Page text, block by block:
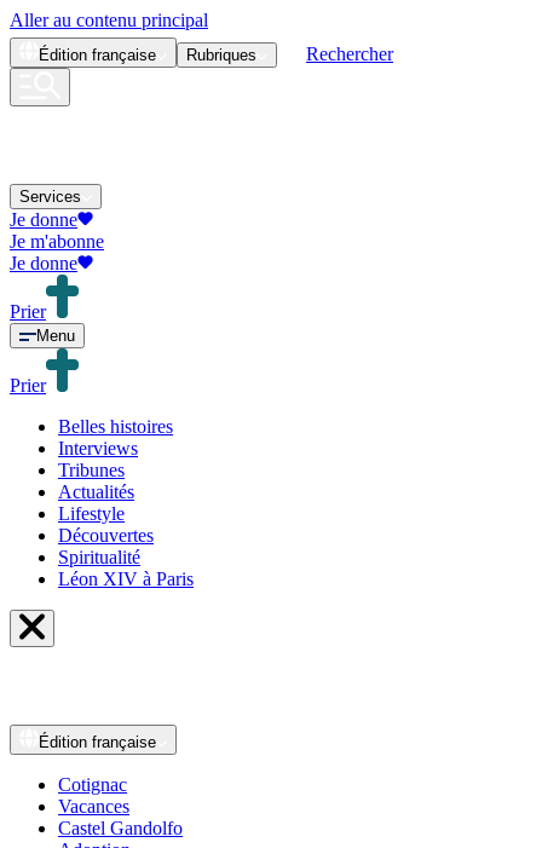
Aller au contenu principal
Édition française Rubriques Rechercher
Services
Je donne
Je m'abonne
Je donne
Prier
Menu
Prier
Belles histoires
Interviews
Tribunes
Actualités
Lifestyle
Découvertes
Spiritualité
Léon XIV à Paris
Édition française
Cotignac
Vacances
Castel Gandolfo